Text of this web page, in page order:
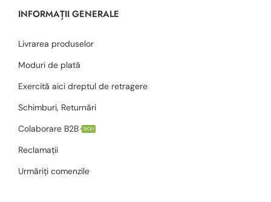
INFORMAȚII GENERALE
Livrarea produselor
Moduri de plată
Exercită aici dreptul de retragere
Schimburi, Returnări
Colaborare B2B
NOU
Reclamații
Urmăriți comenzile